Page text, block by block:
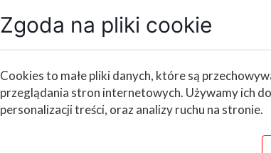
Oczyszczaniu Starych
nie służy, przygotowując grunt
W tradycji celtyckiej i
portalem do przywołania
Wróżby Online:
W dobie cyfrowej,
Zgoda na pliki cookie
Cookies to małe pliki danych, które są
przeglądania stron internetowych. Używamy ich
personalizacji treści, oraz analizy ruchu na stronie.